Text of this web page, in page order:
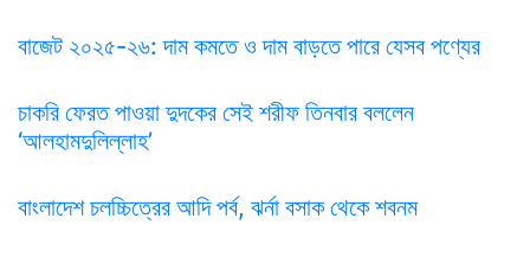
বাজেট ২০২৫-২৬: দাম কমতে ও দাম বাড়তে পারে যেসব পণ্যের
চাকরি ফেরত পাওয়া দুদকের সেই শরীফ তিনবার বললেন
‘আলহামদুলিল্লাহ’
বাংলাদেশ চলচ্চিত্রের আদি পর্ব, ঝর্না বসাক থেকে শবনম